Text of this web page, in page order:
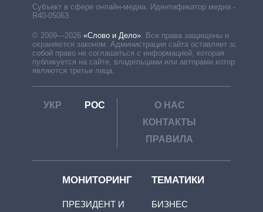
Субъект в сфере онлайн-медиа. Идентификатор медиа –
R40-05063
© 2009—2026 «Слово и Дело»
Все права защищены и
охраняются законом. Администрация сайта оставляет за
собой право не соглашаться с информацией, которая
публикуется на сайте, владельцами или авторами которой
являются третьи лица.
УКР РОС
О НАС
КОНТАКТЫ
ПРАВИЛА
МОНИТОРИНГ
ПРЕЗИДЕНТ И
ТЕМАТИКИ
БИЗНЕС